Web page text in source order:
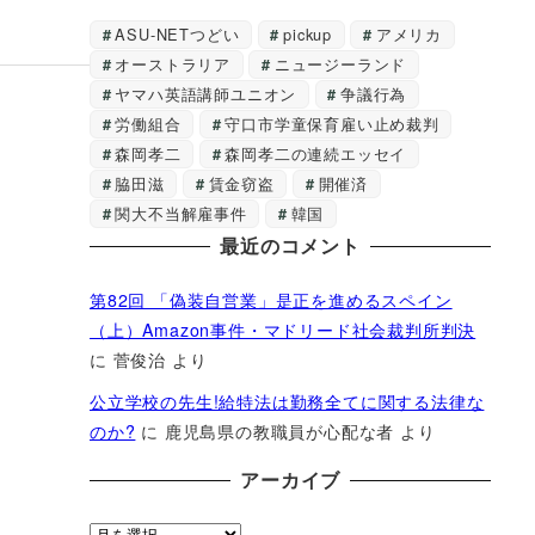
ASU-NETつどい pickup
アメリカ
オーストラリア
ニュージーランド
ヤマハ英語講師ユニオン
争議行為
労働組合
守口市学童保育雇い止め裁判
森岡孝二
森岡孝二の連続エッセイ
脇田滋
賃金窃盗
開催済
関大不当解雇事件
韓国
最近のコメント
第82回 「偽装自営業」是正を進めるスペイン
（上）Amazon事件・マドリード社会裁判所判決
に 菅俊治 より
公立学校の先生!給特法は勤務全てに関する法律な
のか? に 鹿児島県の教職員が心配な者 より
アーカイブ